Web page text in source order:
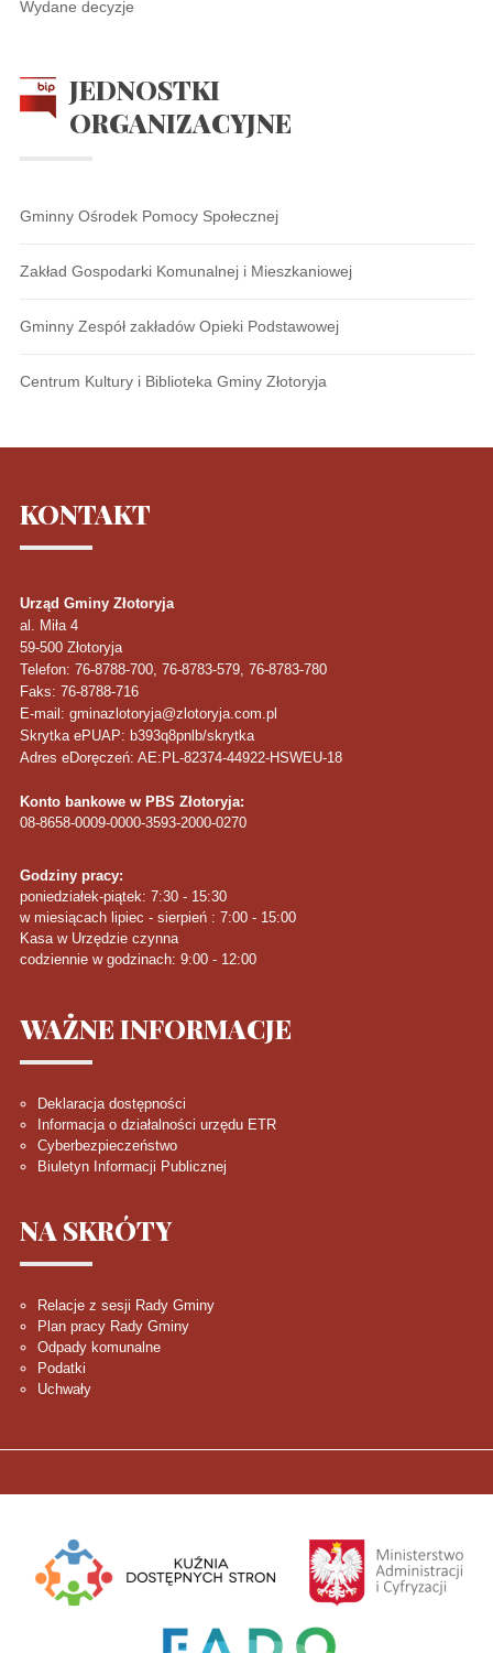
Wydane decyzje
JEDNOSTKI
ORGANIZACYJNE
Gminny Ośrodek Pomocy Społecznej
Zakład Gospodarki Komunalnej i Mieszkaniowej
Gminny Zespół zakładów Opieki Podstawowej
Centrum Kultury i Biblioteka Gminy Złotoryja
KONTAKT
Urząd Gminy Złotoryja
al. Miła 4
59-500 Złotoryja
Telefon: 76-8788-700, 76-8783-579, 76-8783-780
Faks: 76-8788-716
E-mail: gminazlotoryja@zlotoryja.com.pl
Skrytka ePUAP: b393q8pnlb/skrytka
Adres eDoręczeń: AE:PL-82374-44922-HSWEU-18
Konto bankowe w PBS Złotoryja:
08-8658-0009-0000-3593-2000-0270
Godziny pracy:
poniedziałek-piątek: 7:30 - 15:30
w miesiącach lipiec - sierpień : 7:00 - 15:00
Kasa w Urzędzie czynna
codziennie w godzinach: 9:00 - 12:00
WAŻNEINFORMACJE
Deklaracja dostępności
Informacja o działalności urzędu ETR
Cyberbezpieczeństwo
Biuletyn Informacji Publicznej
NA SKRÓTY
Relacje z sesji Rady Gminy
Plan pracy Rady Gminy
Odpady komunalne
Podatki
Uchwały